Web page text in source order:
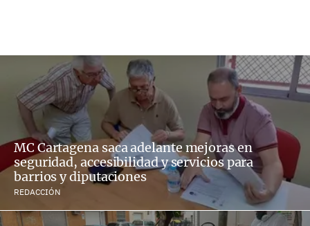
MC Cartagena saca adelante mejoras en
seguridad, accesibilidad y servicios para
barrios y diputaciones
REDACCIÓN